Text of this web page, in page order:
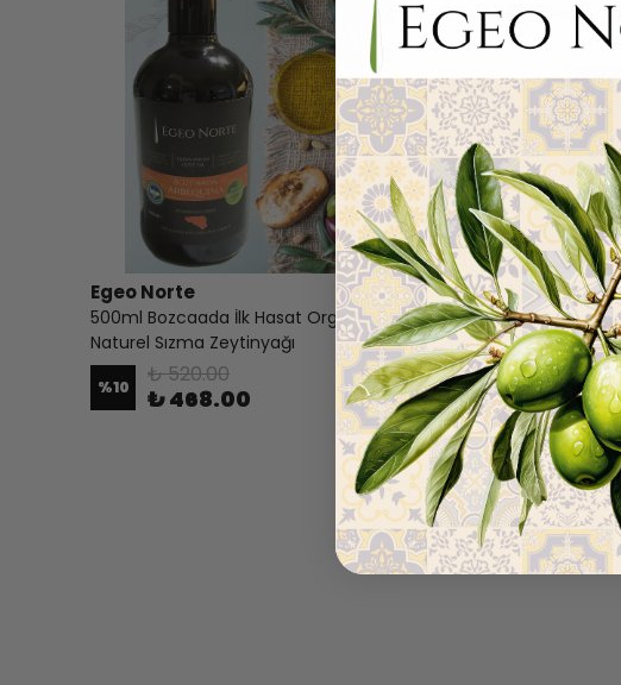
Egeo Norte
500ml Bozcaada İlk Hasat Organik
Naturel Sızma Zeytinyağı
%10 ₺ 520.00
₺ 468.00
Egeo Norte
1L Arbequina Organik
%25 ₺ 800.00
₺ 600.00